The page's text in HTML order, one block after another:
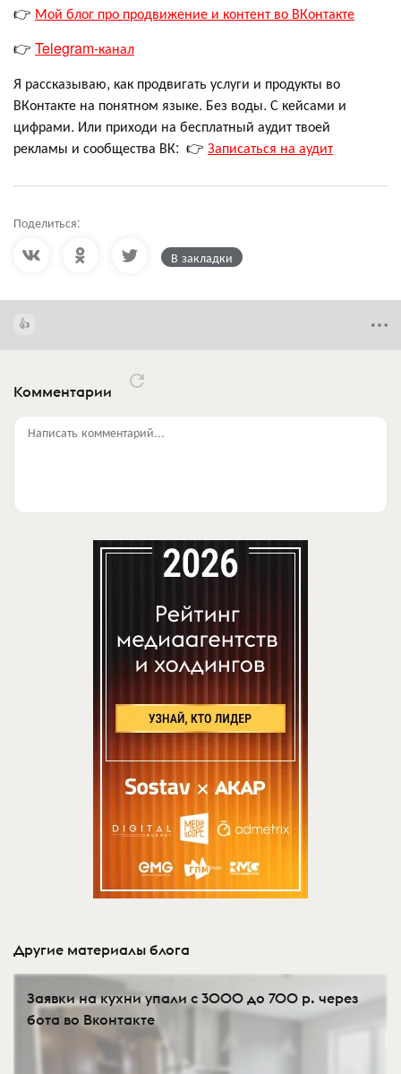
👉 Мой блог про продвижение и контент во ВКонтакте
👉 Telegram-канал
Я рассказываю, как продвигать услуги и продукты во
ВКонтакте на понятном языке. Без воды. С кейсами и
цифрами. Или приходи на бесплатный аудит твоей
рекламы и сообщества ВК: 👉 Записаться на аудит
Поделиться:
В закладки
Комментарии
Написать комментарий...
Другие материалы блога
Заявки на кухни упали с 3000 до 700 р. через
бота во Вконтакте